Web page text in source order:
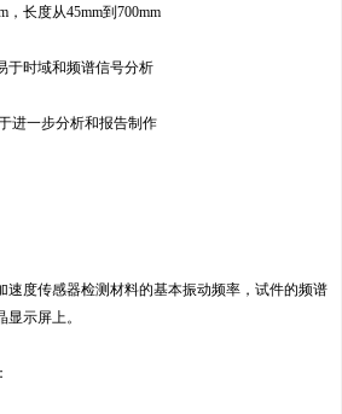
长度从45mm到700mm
于时域和频谱信号分析
进一步分析和报告制作
速度传感器检测材料的基本振动频率，试件的频谱
示屏上。